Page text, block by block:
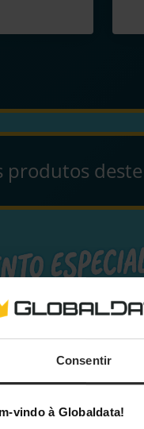
Consentir
vindo à Globaldata!
produtos